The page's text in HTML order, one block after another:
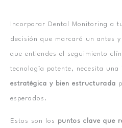
Incorporar Dental Monitoring a
decisión que marcará un antes
que entiendes el seguimiento
tecnología potente, necesita una
estratégica y bien estructurada
esperados.
Estos son los puntos clave que